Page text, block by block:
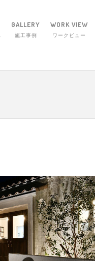
GALLERY
施工事例
WORK VIEW
ワークビュー